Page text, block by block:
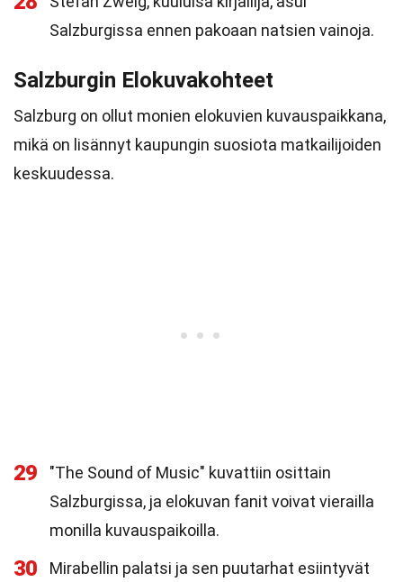
Salzburgissa ennen pakoaan natsien vainoja.
Salzburgin Elokuvakohteet
Salzburg on ollut monien elokuvien kuvauspaikkana,
mikä on lisännyt kaupungin suosiota matkailijoiden
keskuudessa.
29
"The Sound of Music" kuvattiin osittain
Salzburgissa, ja elokuvan fanit voivat vierailla
monilla kuvauspaikoilla.
30
Mirabellin palatsi ja sen puutarhat esiintyvät